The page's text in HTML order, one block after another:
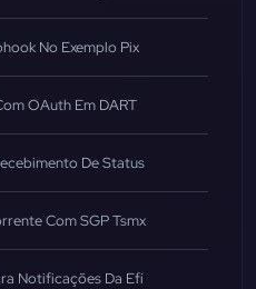
No Exemplo Pix
OAuth Em DART
De Status
Com SGP Tsmx
Notificações Da Efí